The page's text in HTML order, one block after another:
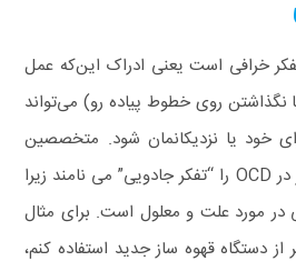
خرافی است یعنی ادراک این‌که عمل
نگذاشتن روی خطوط پیاده‌ رو) می‌تواند
خود یا نزدیکانمان شود. متخصصین
سلامت روان این نوع تفکر در OCD را “تفکر جادویی” می‌ نامند زیرا
در مورد علت و معلول است. برای مثال
از دستگاه قهوه ساز جدید استفاده کنم،